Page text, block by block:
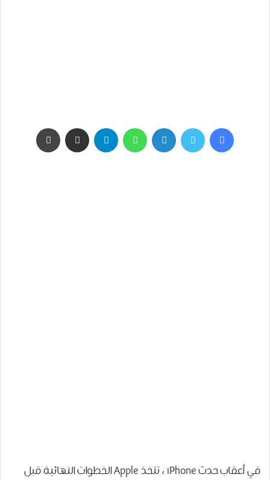
فيسبوك تويتر لينكدإن واتساب تيلقرام مشاركة عبر البريد
في أعقاب حدث iPhone ، تتخذ Apple الخطوات النهائية قبل